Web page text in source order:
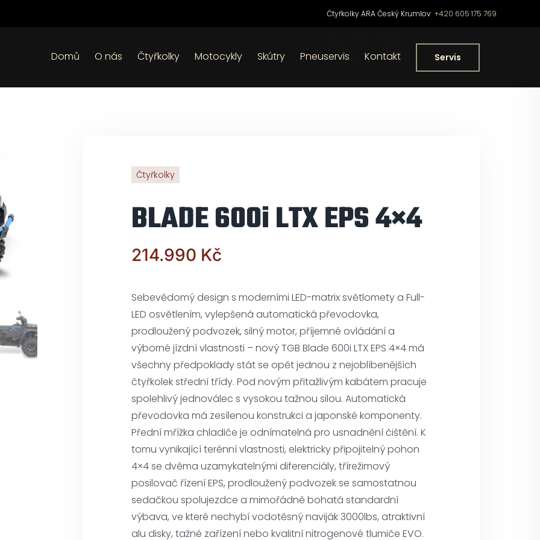
Čtyřkolky ARA Český Krumlov+420 605 175 769
Domů O nás Čtyřkolky Motocykly Skútry Pneuservis Kontakt Servis
Čtyřkolky
BLADE 600i LTX EPS 4×4
214.990 Kč
Sebevědomý design s moderními LED-matrix světlomety a Full-
LED osvětlením, vylepšená automatická převodovka,
prodloužený podvozek, silný motor, příjemné ovládání a
výborné jízdní vlastnosti – nový TGB Blade 600i LTX EPS 4×4 má
všechny předpoklady stát se opět jednou z nejoblíbenějších
čtyřkolek střední třídy. Pod novým přitažlivým kabátem pracuje
spolehlivý jednoválec s vysokou tažnou silou. Automatická
převodovka má zesílenou konstrukci a japonské komponenty.
Přední mřížka chladiče je odnímatelná pro usnadnění čištění. K
tomu vynikající terénní vlastnosti, elektricky připojitelný pohon
4×4 se dvěma uzamykatelnými diferenciály, třírežimový
posilovač řízení EPS, prodloužený podvozek se samostatnou
sedačkou spolujezdce a mimořádně bohatá standardní
výbava, ve které nechybí vodotěsný naviják 3000lbs, atraktivní
alu disky, tažné zařízení nebo kvalitní nitrogenové tlumiče EVO.